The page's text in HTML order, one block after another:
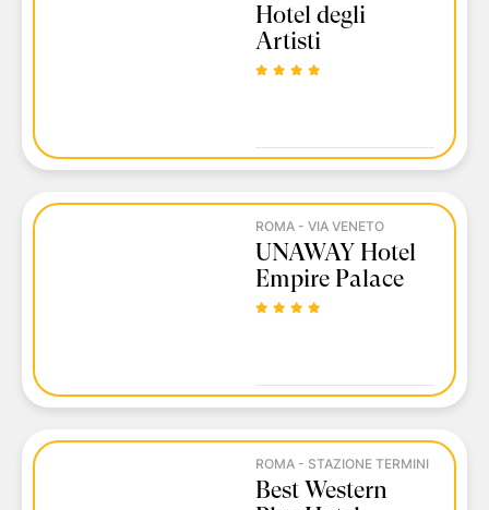
Hotel degli
Artisti
ROMA - VIA VENETO
UNAWAY Hotel
Empire Palace
ROMA - STAZIONE TERMINI
Best Western